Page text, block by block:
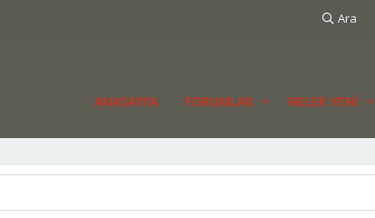
Ara
ANASAYFA FORUMLAR NELER YENI